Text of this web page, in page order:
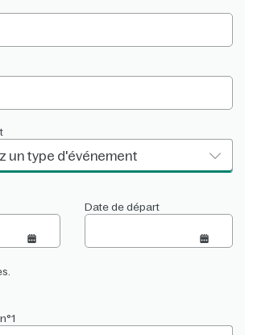
un type d'événement
Date de départ